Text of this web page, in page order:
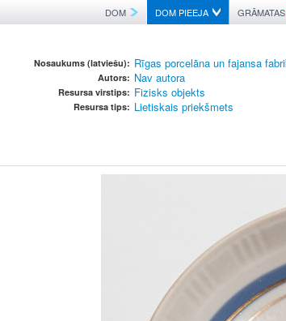
DOM DOM PIEEJA GRĀMATAS
Nosaukums (latviešu): Rīgas porcelāna un fajansa
Autors: Nav autora
Resursa virstips: Fizisks objekts
Resursa tips: Lietiskais priekšmets